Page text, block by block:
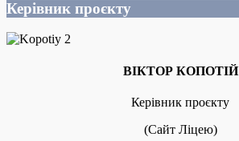
Керівник проєкту
ВІКТОР КОПОТІЙ
Керівник проєкту
(Сайт Ліцею)